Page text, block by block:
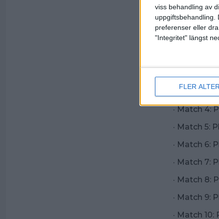
viss behandling av
uppgiftsbehandling.
preferenser eller
"Integritet" längst
FLER
Vi ser fram
SM-
Exakt
· Match 3:
· Match 4:
· Match 5:
· Match 6:
· Match 7:
· Match 8:
· Match 9:
· Match